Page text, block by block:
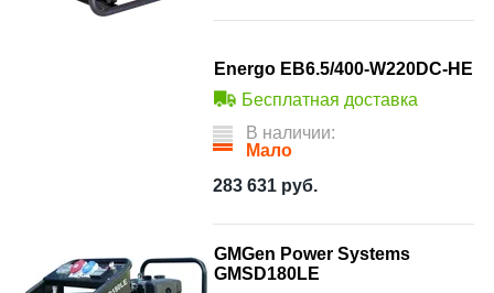
Energo EB6.5/400-W220DC-HE
Бесплатная доставка
В наличии:
Мало
283 631 руб.
GMGen Power Systems
GMSD180LE